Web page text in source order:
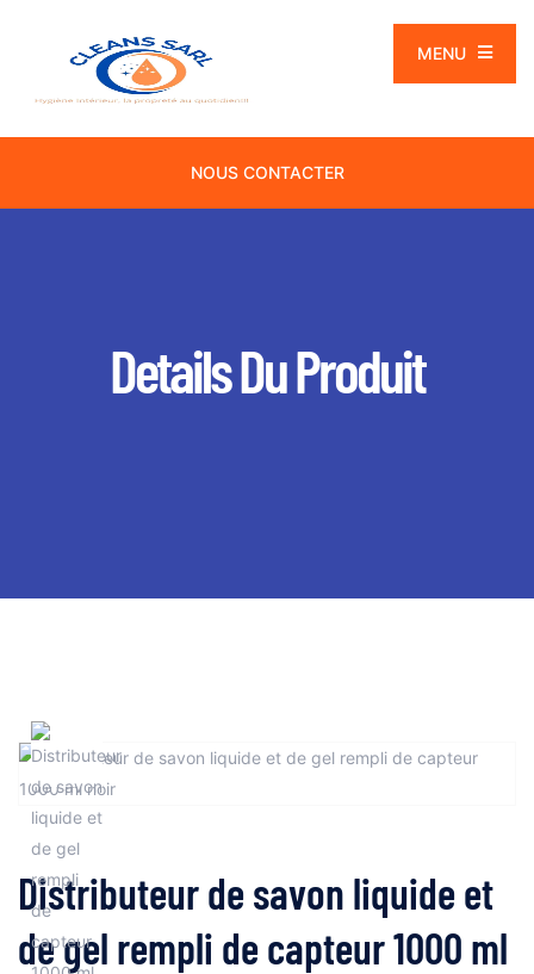
MENU
NOUS CONTACTER
Details Du Produit
Distributeur de savon liquide et
de gel rempli de capteur 1000 ml